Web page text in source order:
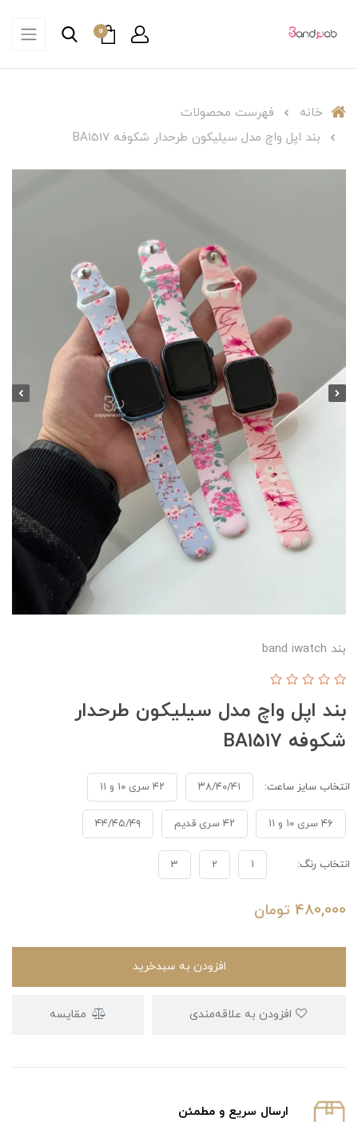
0
خانه
فهرست محصولات
بند اپل واچ مدل سیلیکون طرحدار شکوفه BA1517
بند band iwatch
بند اپل واچ مدل سیلیکون طرحدار
شکوفه BA1517
انتخاب سایز ساعت: ۳۸/۴۰/۴۱ ۴۲ سری ۱۰ و ۱۱
۴۶ سری ۱۰ و ۱۱ ۴۲ سری قدیم ۴۴/۴۵/۴۹
انتخاب رنگ: 1
2
3
480,000 تومان
افزودن به سبدخرید
مقایسه
ارسال سریع و‌ مطمئن